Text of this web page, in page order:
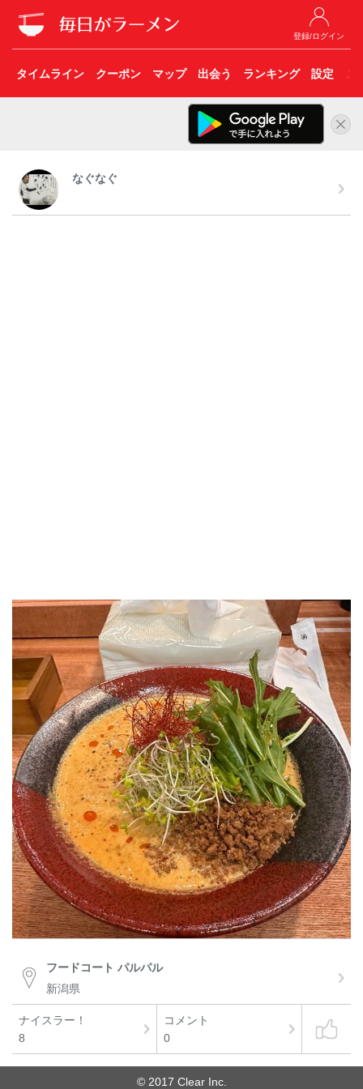
登録/ログイン
タイムライン クーポン マップ 出会う ランキング 設定 こ
なぐなぐ
フードコート パルパル
新潟県
ナイスラー！
8
コメント
0
© 2017 Clear Inc.